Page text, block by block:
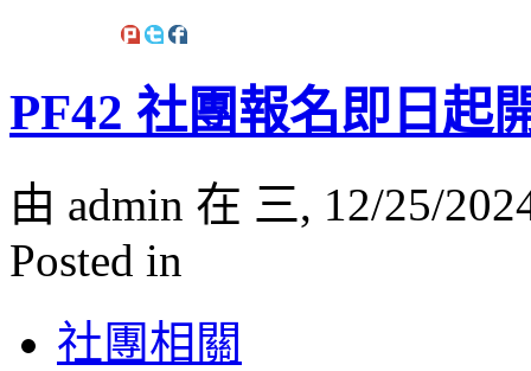
PF42 社團報名即日起
由 admin 在 三, 12/25/
Posted in
社團相關